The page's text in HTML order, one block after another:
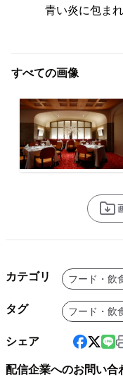
青い炎に包まれ
すべての画像
カテゴリ フード・飲
タグ フード・飲
シェア
配信企業へのお問い合